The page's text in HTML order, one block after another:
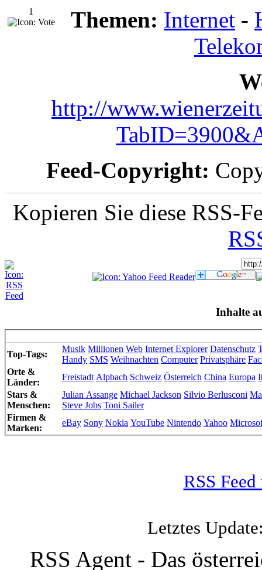
1 Themen: Internet -
http://
Feed-Copyright:
Kopieren Sie diese RSS-
Inhalte
Top-Tags:
Musik Millionen Web Internet Explorer Datenschutz
Handy SMS Weihnachten Computer Privatsphäre
Orte &
Länder:
Freistadt Alpbach Schweiz Österreich China Europa
Stars &
Menschen:
Julian Assange Michael Jackson Silvio Berlusconi
Steve Jobs Toni Sailer
Firmen &
Marken:
eBay Sony Nokia YouTube Nintendo Yahoo
RSS
Letztes
RSS Agent - Das